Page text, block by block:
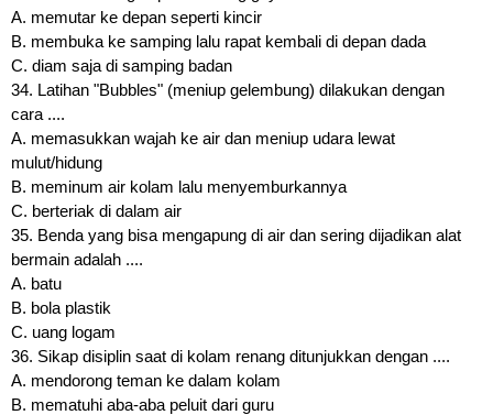
A. memutar ke depan seperti kincir
B. membuka ke samping lalu rapat kembali di depan dada
C. diam saja di samping badan
34. Latihan "Bubbles" (meniup gelembung) dilakukan dengan
cara ....
A. memasukkan wajah ke air dan meniup udara lewat
mulut/hidung
B. meminum air kolam lalu menyemburkannya
C. berteriak di dalam air
35. Benda yang bisa mengapung di air dan sering dijadikan alat
bermain adalah ....
A. batu
B. bola plastik
C. uang logam
36. Sikap disiplin saat di kolam renang ditunjukkan dengan ....
A. mendorong teman ke dalam kolam
B. mematuhi aba-aba peluit dari guru